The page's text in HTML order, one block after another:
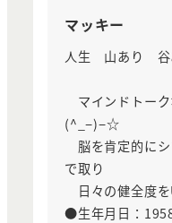
マッキー
人生 山あり 谷
マインドトーク
(^_−)−☆
脳を肯定的に
で取り
日々の健全度を
●生年月日：